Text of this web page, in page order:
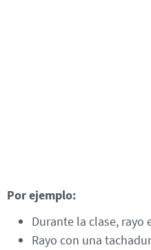
Por ejemplo:
Durante la clase, rayo
Rayo con una